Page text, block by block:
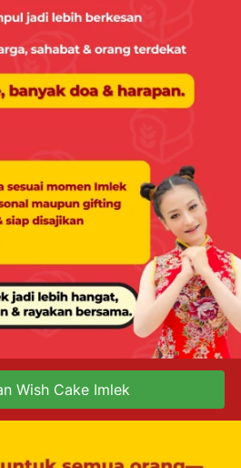
Wish Cake Imlek